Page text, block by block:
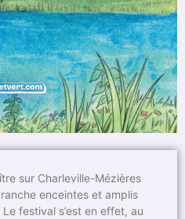
sur Charleville-Mézières
enceintes et amplis
festival s’est en effet, au